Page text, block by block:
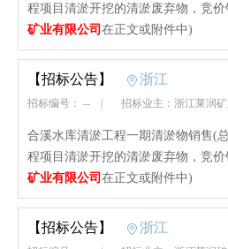
程项目清淤开挖的清淤废弃物，竞
矿业有限公司 在正文或附件中)
【招标公告】 浙江
招标编号： -- 招标业主：浙江莱润
合溪水库清淤工程一期清淤物销售(
程项目清淤开挖的清淤废弃物，竞
矿业有限公司 在正文或附件中)
【招标公告】 浙江